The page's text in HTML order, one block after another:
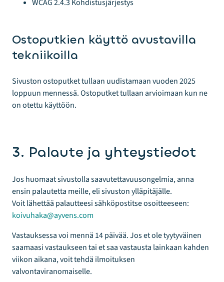
WCAG 2.4.3 Kohdistusjärjestys
Ostoputkien käyttö avustavilla
tekniikoilla
Sivuston ostoputket tullaan uudistamaan vuoden 2025
loppuun mennessä. Ostoputket tullaan arvioimaan kun ne
on otettu käyttöön.
3. Palaute ja yhteystiedot
Jos huomaat sivustolla saavutettavuusongelmia, anna
ensin palautetta meille, eli sivuston ylläpitäjälle.
Voit lähettää palautteesi sähköpostitse osoitteeseen:
koivuhaka@ayvens.com
Vastauksessa voi mennä 14 päivää. Jos et ole tyytyväinen
saamaasi vastaukseen tai et saa vastausta lainkaan kahden
viikon aikana, voit tehdä ilmoituksen
valvontaviranomaiselle.